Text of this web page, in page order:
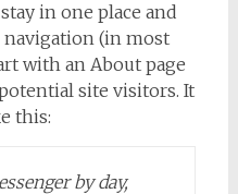
in one place and
(in most
with an About page
site visitors. It
this:
by day,